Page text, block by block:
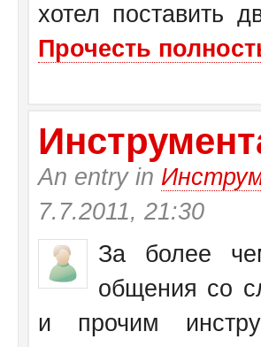
хотел поставить
Прочесть
An entry in
7.7.2011, 21:30
За более
общения со
и прочим